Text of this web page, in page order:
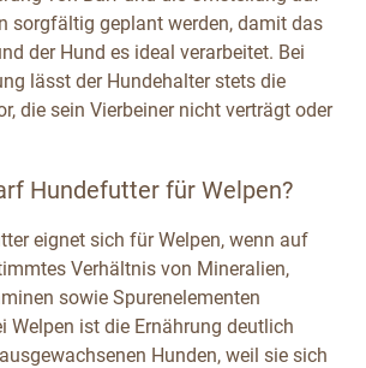
sorgfältig geplant werden, damit das
der Hund es ideal verarbeitet. Bei
lässt der Hundehalter stets die
die sein Vierbeiner nicht verträgt oder
Hundefutter für Welpen?
eignet sich für Welpen, wenn auf
Verhältnis von Mineralien,
sowie Spurenelementen
Welpen ist die Ernährung deutlich
Hunden, weil sie sich